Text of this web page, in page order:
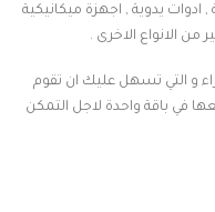
ادوات يدوية , اجهزة ميكانيكية
الانواع الاخرى .
و التي تسهل عليك ان تقوم
في باقة واحدة لاجل التمكن